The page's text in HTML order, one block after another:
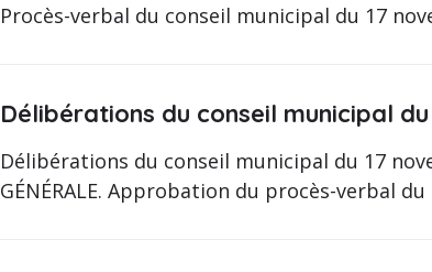
Procès-verbal du conseil municipal du 17
Délibérations du conseil municipal
Délibérations du conseil municipal du 17
GÉNÉRALE. Approbation du procès-verbal du